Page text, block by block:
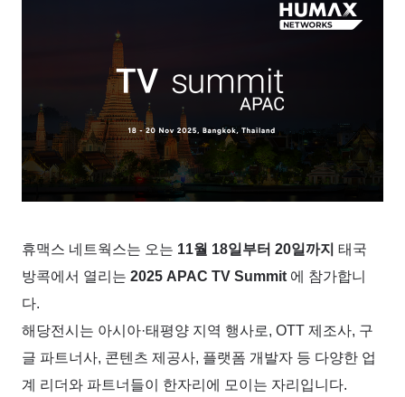
휴맥스 네트웍스는 오는 11월 18일부터 20일까지 태국
방콕에서 열리는 2025 APAC TV Summit 에 참가합니
다.
해당전시는 아시아·태평양 지역 행사로, OTT 제조사, 구
글 파트너사, 콘텐츠 제공사, 플랫폼 개발자 등 다양한 업
계 리더와 파트너들이 한자리에 모이는 자리입니다.